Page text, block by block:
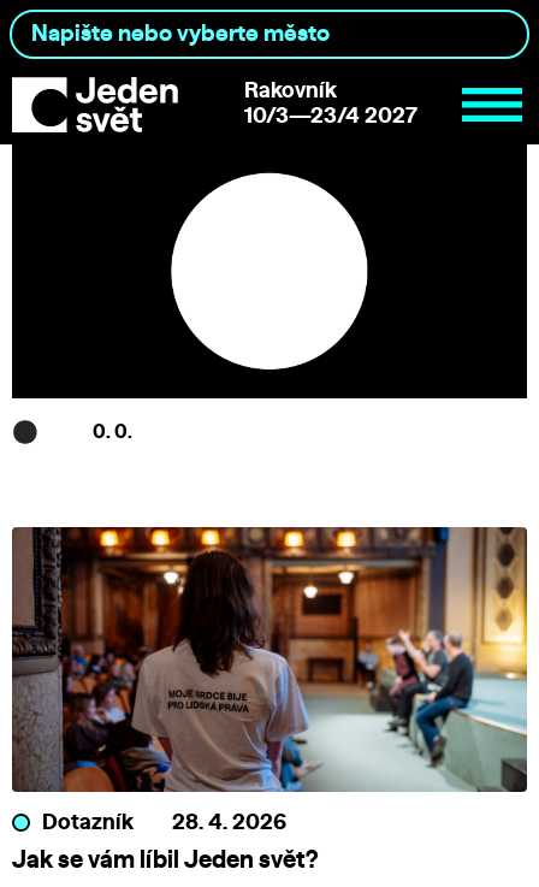
Rakovník
10/3—23/4 2027
0. 0.
Dotazník 28. 4. 2026
Jak se vám líbil Jeden svět?